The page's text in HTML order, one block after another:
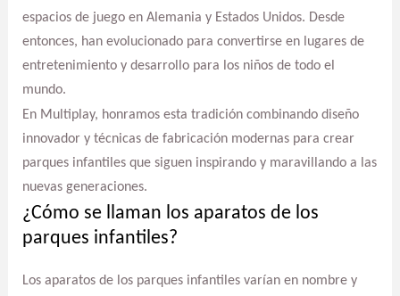
espacios de juego en Alemania y Estados Unidos. Desde
entonces, han evolucionado para convertirse en lugares de
entretenimiento y desarrollo para los niños de todo el
mundo.
En Multiplay, honramos esta tradición combinando diseño
innovador y técnicas de fabricación modernas para crear
parques infantiles que siguen inspirando y maravillando a las
nuevas generaciones.
¿Cómo se llaman los aparatos de los
parques infantiles?
Los aparatos de los parques infantiles varían en nombre y